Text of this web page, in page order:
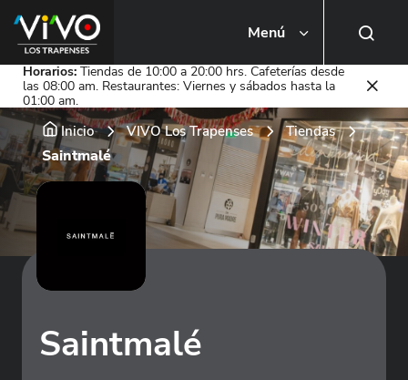
Menú
Busca una tienda o local
Horarios: Tiendas de 10:00 a 20:00 hrs. Cafeterías desde
las 08:00 am. Restaurantes: Viernes y sábados hasta la
01:00 am.
Inicio
VIVO Los Trapenses Tiendas
Saintmalé
Saintmalé